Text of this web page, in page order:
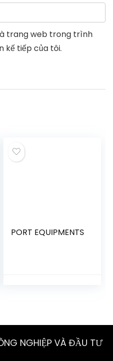
trang web trong trình
kế tiếp của tôi.
PORT EQUIPMENTS
NGHIỆP VÀ ĐẦU TƯ